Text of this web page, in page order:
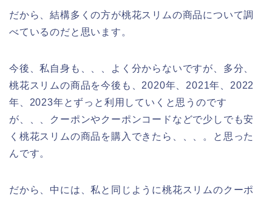
だから、結構多くの方が桃花スリムの商品について調
べているのだと思います。
今後、私自身も、、、よく分からないですが、多分、
桃花スリムの商品を今後も、2020年、2021年、2022
年、2023年とずっと利用していくと思うのです
が、、、クーポンやクーポンコードなどで少しでも安
く桃花スリムの商品を購入できたら、、、。と思った
んです。
だから、中には、私と同じように桃花スリムのクーポ